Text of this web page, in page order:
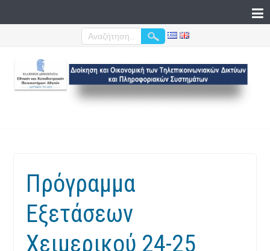
Πρόγραμμα
Εξετάσεων
Χειμερικού 24-25